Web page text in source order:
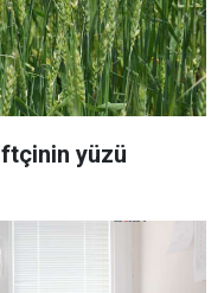
yüzü